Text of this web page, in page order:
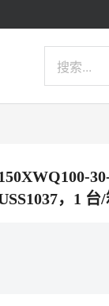
30-
，1 台